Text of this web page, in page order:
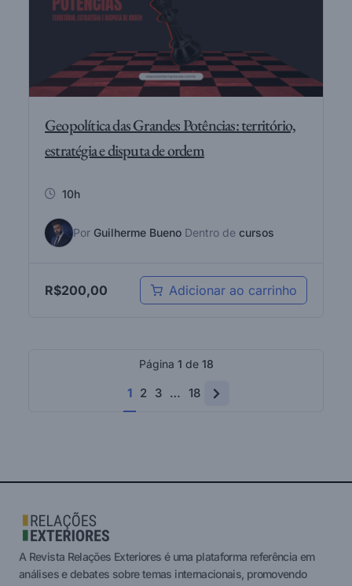
Geopolítica das Grandes Potências: território,
estratégia e disputa de ordem
10h
Por Guilherme Bueno Dentro de cursos
R$200,00 Adicionar ao carrinho
Página 1 de 18
1 2 3 … 18
A Revista Relações Exteriores é uma plataforma referência em
análises e debates sobre temas internacionais, promovendo